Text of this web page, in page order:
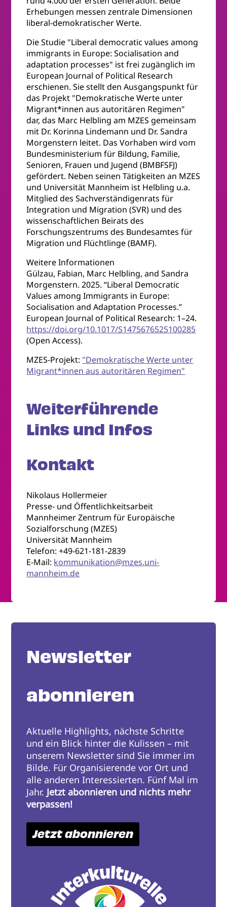
Erhebungen messen zentrale Dimensionen
liberal-demokratischer Werte.
Die Studie "Liberal democratic values among
immigrants in Europe: Socialisation and
adaptation processes" ist frei zugänglich im
European Journal of Political Research
erschienen. Sie stellt den Ausgangspunkt für
das Projekt "Demokratische Werte unter
Migrant*innen aus autoritären Regimen"
dar, das Marc Helbling am MZES gemeinsam
mit Dr. Korinna Lindemann und Dr. Sandra
Morgenstern leitet. Das Vorhaben wird vom
Bundesministerium für Bildung, Familie,
Senioren, Frauen und Jugend (BMBFSFJ)
gefördert. Neben seinen Tätigkeiten an MZES
und Universität Mannheim ist Helbling u.a.
Mitglied des Sachverständigenrats für
Integration und Migration (SVR) und des
wissenschaftlichen Beirats des
Forschungszentrums des Bundesamtes für
Migration und Flüchtlinge (BAMF).
Weitere Informationen
Gülzau, Fabian, Marc Helbling, and Sandra
Morgenstern. 2025. “Liberal Democratic
Values among Immigrants in Europe:
Socialisation and Adaptation Processes.”
European Journal of Political Research: 1–24.
https://doi.org/10.1017/S1475676525100285
(Open Access).
MZES-Projekt: "Demokratische Werte unter
Migrant*innen aus autoritären Regimen"
Weiterführende
Links und Infos
Kontakt
Nikolaus Hollermeier
Presse- und Öffentlichkeitsarbeit
Mannheimer Zentrum für Europäische
Sozialforschung (MZES)
Universität Mannheim
Telefon: +49-621-181-2839
E-Mail: kommunikation@mzes.uni-
mannheim.de
Newsletter
abonnieren
Aktuelle Highlights, nächste Schritte
und ein Blick hinter die Kulissen – mit
unserem Newsletter sind Sie immer im
Bilde. Für Organisierende vor Ort und
alle anderen Interessierten. Fünf Mal im
Jahr. Jetzt abonnieren und nichts mehr
verpassen!
Jetzt abonnieren